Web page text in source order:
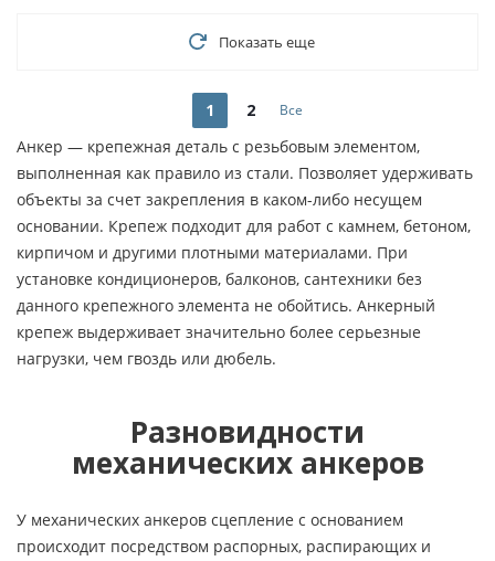
Показать еще
1 2 Все
Анкер — крепежная деталь с резьбовым элементом,
выполненная как правило из стали. Позволяет удерживать
объекты за счет закрепления в каком-либо несущем
основании. Крепеж подходит для работ с камнем, бетоном,
кирпичом и другими плотными материалами. При
установке кондиционеров, балконов, сантехники без
данного крепежного элемента не обойтись. Анкерный
крепеж выдерживает значительно более серьезные
нагрузки, чем гвоздь или дюбель.
Разновидности
механических анкеров
У механических анкеров сцепление с основанием
происходит посредством распорных, распирающих и